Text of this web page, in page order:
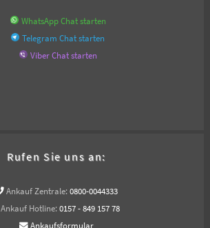
WhatsApp Chat starten
Telegram Chat starten
Viber Chat starten
Rufen Sie uns an:
Ankauf Zentrale: 0800-0044333
Ankauf Hotline: 0157 - 849 157 78
Ankaufsformular